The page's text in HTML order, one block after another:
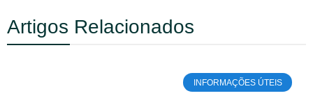
Artigos Relacionados
INFORMAÇÕES ÚTEIS